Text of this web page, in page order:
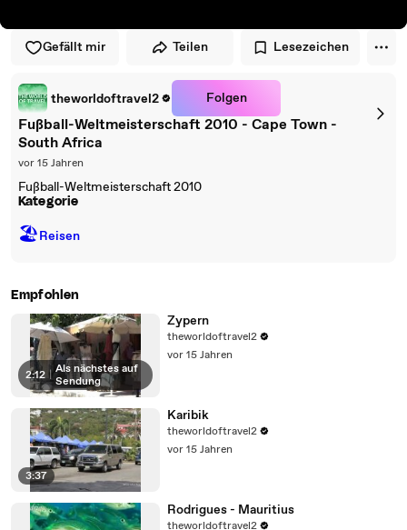
Gefällt mir Teilen Lesezeichen
theworldoftravel2 Folgen
Fußball-Weltmeisterschaft 2010 - Cape Town -
South Africa
vor 15 Jahren
Fußball-Weltmeisterschaft 2010
Kategorie
🏖Reisen
Empfohlen
2:12
Als nächstes auf
Sendung
Zypern
theworldoftravel2
vor 15 Jahren
3:37
Karibik
theworldoftravel2
vor 15 Jahren
Rodrigues - Mauritius
theworldoftravel2